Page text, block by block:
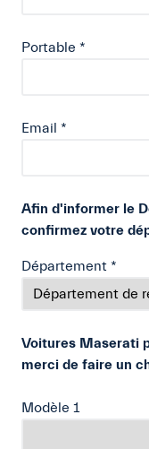
Portable *
Email *
Afin d'informer le
confirmez votre
Département *
Voitures Maserati
merci de faire un
Modèle 1